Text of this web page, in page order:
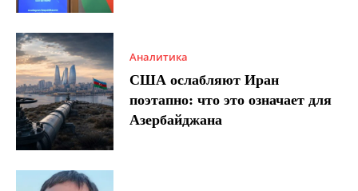
Аналитика
США ослабляют Иран
поэтапно: что это означает для
Азербайджана